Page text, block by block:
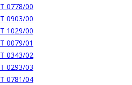
T 0778/00
T 0903/00
T 1029/00
T 0079/01
T 0343/02
T 0293/03
T 0781/04